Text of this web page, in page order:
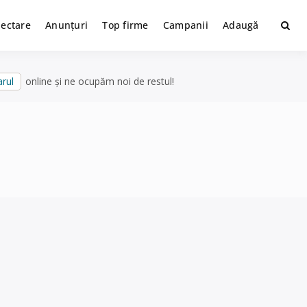
Anunțuri Top firme Campanii Adaugă
online și ne ocupăm noi de restul!